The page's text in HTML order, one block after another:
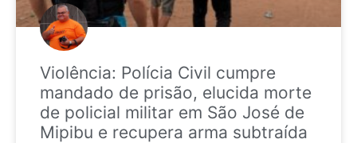
Violência: Polícia Civil cumpre
mandado de prisão, elucida morte
de policial militar em São José de
Mipibu e recupera arma subtraída